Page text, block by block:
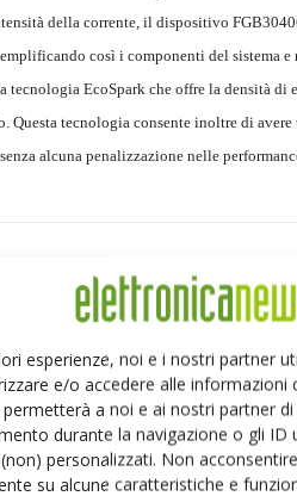
esperienze, noi e i nostri partner
e/o accedere alle informazioni
a noi e ai nostri partner
durante la navigazione o gli ID
personalizzati. Non
su alcune caratteristiche e
della corrente, il dispositivo
così i componenti del sistema
EcoSpark che offre la densità di
Questa tecnologia consente inoltre di avere
alcuna penalizzazione nelle
Pinterest